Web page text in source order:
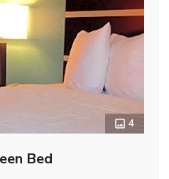
4
Bed